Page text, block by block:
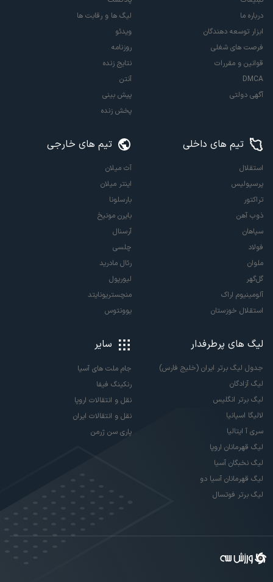
درباره ما
ابزار توسعه دهندگان
فرصت های شغلی
قوانین و مقررات
DMCA
آگهی دولتی
لیگ ها و رقابت ها
ویدئو
روزنامه
نتایج زنده
آنتن
پیش بینی
پخش زنده
تیم های داخلی
استقلال
پرسپولیس
تراکتور
ذوب آهن
سپاهان
فولاد
ملوان
گل‌گهر
آلومینیوم اراک
استقلال خوزستان
تیم های خارجی
آث میلان
اینتر میلان
بارسلونا
بایرن مونیخ
آرسنال
چلسی
رئال مادرید
لیورپول
منچستریونایتد
یوونتوس
لیگ های پرطرفدار
جدول لیگ برتر ایران (خلیج فارس)
لیگ آزادگان
لیگ برتر انگلیس
لالیگا اسپانیا
سری آ ایتالیا
لیگ قهرمانان اروپا
لیگ نخبگان آسیا
لیگ قهرمانان آسیا دو
لیگ برتر فوتسال
سایر
جام ملت های آسیا
رنکینگ فیفا
نقل و انتقالات اروپا
نقل و انتقالات ایران
پاری سن ژرمن